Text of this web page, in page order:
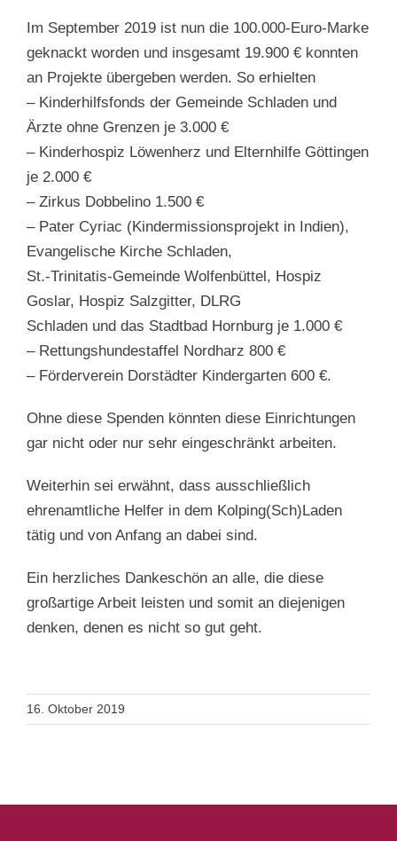
Im September 2019 ist nun die 100.000-Euro-Marke
geknackt worden und insgesamt 19.900 € konnten
an Projekte übergeben werden. So erhielten
– Kinderhilfsfonds der Gemeinde Schladen und
Ärzte ohne Grenzen je 3.000 €
– Kinderhospiz Löwenherz und Elternhilfe Göttingen
je 2.000 €
– Zirkus Dobbelino 1.500 €
– Pater Cyriac (Kindermissionsprojekt in Indien),
Evangelische Kirche Schladen,
St.-Trinitatis-Gemeinde Wolfenbüttel, Hospiz
Goslar, Hospiz Salzgitter, DLRG
Schladen und das Stadtbad Hornburg je 1.000 €
– Rettungshundestaffel Nordharz 800 €
– Förderverein Dorstädter Kindergarten 600 €.
Ohne diese Spenden könnten diese Einrichtungen
gar nicht oder nur sehr eingeschränkt arbeiten.
Weiterhin sei erwähnt, dass ausschließlich
ehrenamtliche Helfer in dem Kolping(Sch)Laden
tätig und von Anfang an dabei sind.
Ein herzliches Dankeschön an alle, die diese
großartige Arbeit leisten und somit an diejenigen
denken, denen es nicht so gut geht.
16. Oktober 2019